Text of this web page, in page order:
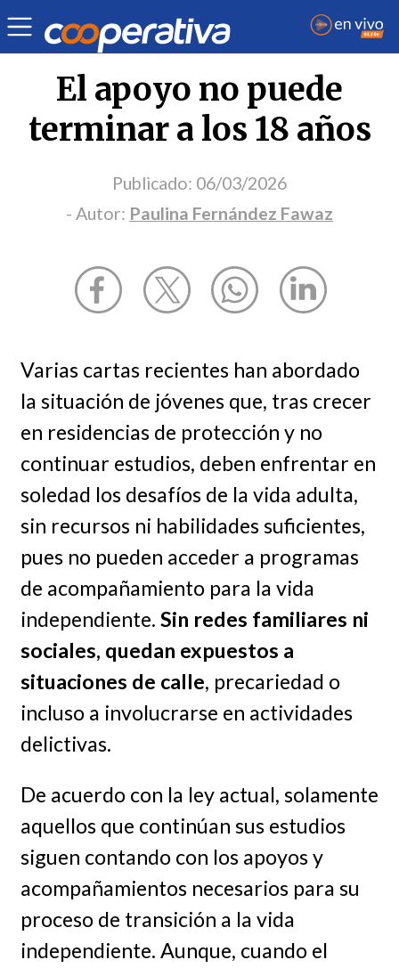
Opinión | Paulina Fernández Fawaz
El apoyo no puede
terminar a los 18 años
Publicado: 06/03/2026
- Autor: Paulina Fernández Fawaz
Varias cartas recientes han abordado
la situación de jóvenes que, tras crecer
en residencias de protección y no
continuar estudios, deben enfrentar en
soledad los desafíos de la vida adulta,
sin recursos ni habilidades suficientes,
pues no pueden acceder a programas
de acompañamiento para la vida
independiente. Sin redes familiares ni
sociales, quedan expuestos a
situaciones de calle, precariedad o
incluso a involucrarse en actividades
delictivas.
De acuerdo con la ley actual, solamente
aquellos que continúan sus estudios
siguen contando con los apoyos y
acompañamientos necesarios para su
proceso de transición a la vida
independiente. Aunque, cuando el